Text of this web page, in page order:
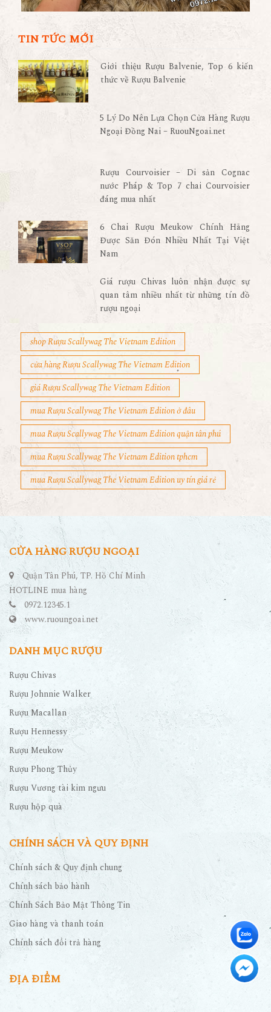
TIN TỨC MỚI
Giới thiệu Rượu Balvenie, Top 6 kiến
thức về Rượu Balvenie
5 Lý Do Nên Lựa Chọn Cửa Hàng Rượu
Ngoại Đồng Nai – RuouNgoai.net
Rượu Courvoisier – Di sản Cognac
nước Pháp & Top 7 chai Courvoisier
đáng mua nhất
6 Chai Rượu Meukow Chính Hãng
Được Săn Đón Nhiều Nhất Tại Việt
Nam
Giá rượu Chivas luôn nhận được sự
quan tâm nhiều nhất từ những tín đồ
rượu ngoại
shop Rượu Scallywag The Vietnam Edition
cửa hàng Rượu Scallywag The Vietnam Edition
giá Rượu Scallywag The Vietnam Edition
mua Rượu Scallywag The Vietnam Edition ở đâu
mua Rượu Scallywag The Vietnam Edition quận tân phú
mua Rượu Scallywag The Vietnam Edition tphcm
mua Rượu Scallywag The Vietnam Edition uy tín giá rẻ
CỬA HÀNG RƯỢU NGOẠI
Quận Tân Phú, TP. Hồ Chí Minh
HOTLINE mua hàng
0972.12345.1
www.ruoungoai.net
DANH MỤC RƯỢU
Rượu Chivas
Rượu Johnnie Walker
Rượu Macallan
Rượu Hennessy
Rượu Meukow
Rượu Phong Thủy
Rượu Vương tài kim ngưu
Rượu hộp quà
CHÍNH SÁCH VÀ QUY ĐỊNH
Chính sách & Quy định chung
Chính sách bảo hành
Chính Sách Bảo Mật Thông Tin
Giao hàng và thanh toán
Chính sách đổi trả hàng
ĐỊA ĐIỂM